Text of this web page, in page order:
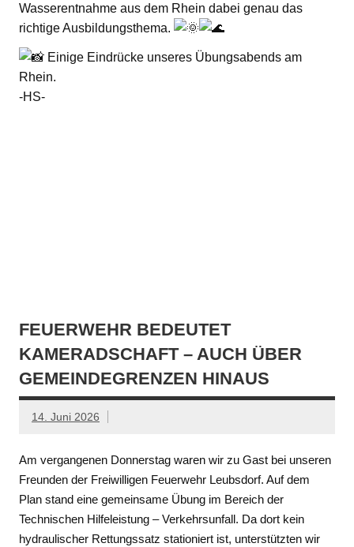
Wasserentnahme aus dem Rhein dabei genau das
richtige Ausbildungsthema.
Einige Eindrücke unseres Übungsabends am
Rhein.
-HS-
FEUERWEHR BEDEUTET
KAMERADSCHAFT – AUCH ÜBER
GEMEINDEGRENZEN HINAUS
14. Juni 2026
Am vergangenen Donnerstag waren wir zu Gast bei unseren
Freunden der Freiwilligen Feuerwehr Leubsdorf. Auf dem
Plan stand eine gemeinsame Übung im Bereich der
Technischen Hilfeleistung – Verkehrsunfall. Da dort kein
hydraulischer Rettungssatz stationiert ist, unterstützten wir